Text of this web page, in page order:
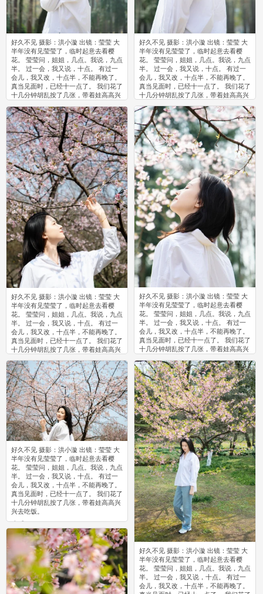
好久不见 摄影：洪小漩 出镜：莹莹 大
半年没有见莹莹了，临时起意去看樱
花。 莹莹问，姐姐，几点。我说，九点
半。 过一会，我又说，十点。 有过一
会儿，我又改，十点半，不能再晚了。
真当见面时，已经十一点了。 我们花了
十几分钟胡乱按了几张，带着娃高高兴
兴去吃饭。
0
好久不见 摄影：洪小漩 出镜：莹莹 大
半年没有见莹莹了，临时起意去看樱
花。 莹莹问，姐姐，几点。我说，九点
半。 过一会，我又说，十点。 有过一
会儿，我又改，十点半，不能再晚了。
真当见面时，已经十一点了。 我们花了
十几分钟胡乱按了几张，带着娃高高兴
0
好久不见 摄影：洪小漩 出镜：莹莹 大
半年没有见莹莹了，临时起意去看樱
花。 莹莹问，姐姐，几点。我说，九点
半。 过一会，我又说，十点。 有过一
会儿，我又改，十点半，不能再晚了。
真当见面时，已经十一点了。 我们花了
十几分钟胡乱按了几张，带着娃高高兴
兴去吃饭。
0
好久不见 摄影：洪小漩 出镜：莹莹 大
半年没有见莹莹了，临时起意去看樱
花。 莹莹问，姐姐，几点。我说，九点
半。 过一会，我又说，十点。 有过一
会儿，我又改，十点半，不能再晚了。
真当见面时，已经十一点了。 我们花了
十几分钟胡乱按了几张，带着娃高高兴
0
好久不见 摄影：洪小漩 出镜：莹莹 大
半年没有见莹莹了，临时起意去看樱
花。 莹莹问，姐姐，几点。我说，九点
半。 过一会，我又说，十点。 有过一
会儿，我又改，十点半，不能再晚了。
真当见面时，已经十一点了。 我们花了
十几分钟胡乱按了几张，带着娃高高兴
兴去吃饭。
0
好久不见 摄影：洪小漩 出镜：莹莹 大
半年没有见莹莹了，临时起意去看樱
花。 莹莹问，姐姐，几点。我说，九点
半。 过一会，我又说，十点。 有过一
会儿，我又改，十点半，不能再晚了。